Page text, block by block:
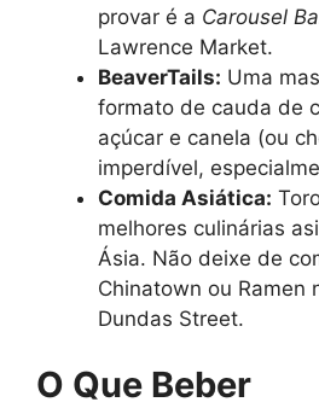
provar é a Carousel
Lawrence Market.
BeaverTails: Uma
formato de cauda de
açúcar e canela (ou
imperdível,
Comida Asiática:
melhores culinárias
Ásia. Não deixe de
Chinatown ou Ramen
Dundas Street.
O Que Beber